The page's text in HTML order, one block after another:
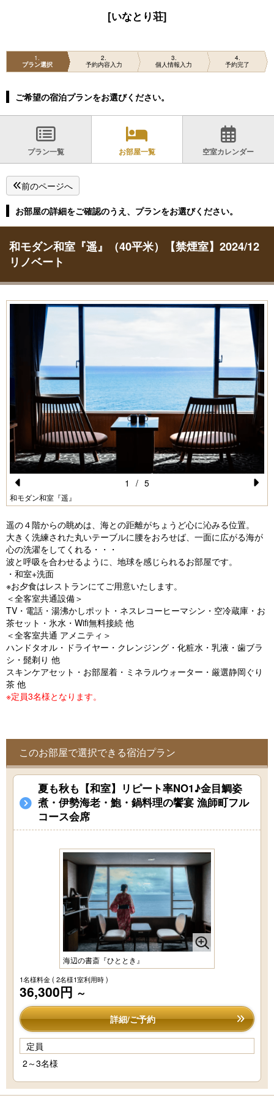
[いなとり荘]
1
プラン選択
2
予約内容入力
3
個人情報入力
4
予約完了
ご希望の宿泊プランをお選びください。
プラン一覧 お部屋一覧 空室カレンダー
前のページへ
お部屋の詳細をご確認のうえ、プランをお選びください。
和モダン和室『遥』（40平米）【禁煙室】2024/12
リノベート
Pr
vi
o
u
s
和モダン和室『遥』
xt
1 / 5
遥の４階からの眺めは、海との距離がちょうど心に沁みる位置。
大きく洗練された丸いテーブルに腰をおろせば、一面に広がる海が
心の洗濯をしてくれる・・・
波と呼吸を合わせるように、地球を感じられるお部屋です。
・和室+洗面
※お夕食はレストランにてご用意いたします。
＜全客室共通設備＞
TV・電話・湯沸かしポット・ネスレコーヒーマシン・空冷蔵庫・お
茶セット・氷水・Wifi無料接続 他
＜全客室共通 アメニティ＞
ハンドタオル・ドライヤー・クレンジング・化粧水・乳液・歯ブラ
シ・髭剃り 他
スキンケアセット・お部屋着・ミネラルウォーター・厳選静岡ぐり
茶 他
※定員3名様となります。
このお部屋で選択できる宿泊プラン
夏も秋も【和室】リピート率NO1♪金目鯛姿
煮・伊勢海老・鮑・鍋料理の饗宴 漁師町フル
コース会席
海辺の書斎『ひととき』
1名様料金( 2名様1室利用時 )
36,300円 ～
詳細/ご予約
定員
2～3名様